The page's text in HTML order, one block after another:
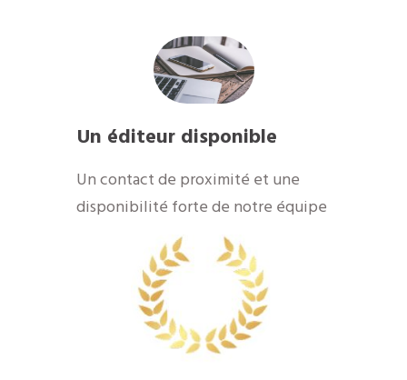
Un éditeur disponible
​Un contact de proximité et une
disponibilité forte de notre équipe